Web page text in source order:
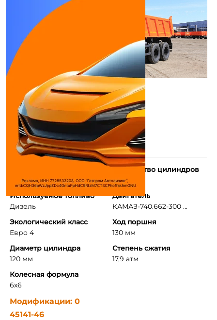
дизель с турбонаддув ...
Количество цилиндров
8
Используемое топливо
Дизель
Двигатель
КАМАЗ-740.662-300 ...
Экологический класс
Евро 4
Ход поршня
130 мм
Диаметр цилиндра
120 мм
Степень сжатия
17,9 атм
Колесная формула
6x6
Модификации: 0
45141-46